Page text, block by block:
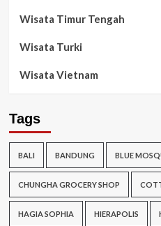
Wisata Timur Tengah
Wisata Turki
Wisata Vietnam
Tags
BALI BANDUNG BLUE
CHUNGHA GROCERY SHOP
HAGIA SOPHIA HIERAPOLIS